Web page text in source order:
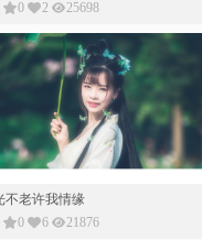
0 2 25698
不老许我情缘
0 6 21876